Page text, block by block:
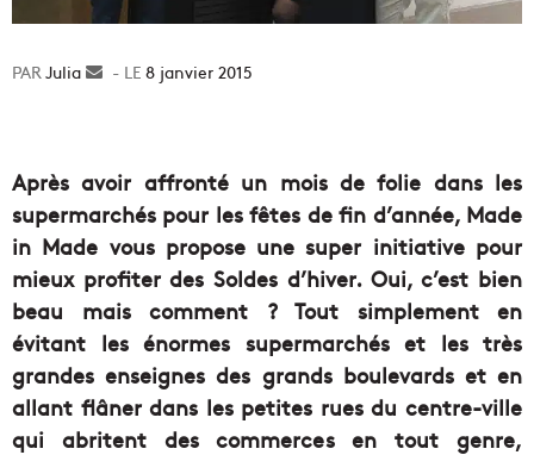
Julia
Envoyer8 janvier 2015
Après avoir affronté un mois de folie dans les
supermarchés pour les fêtes de fin d’année, Made
in Made vous propose une super initiative pour
mieux profiter des Soldes d’hiver. Oui, c’est bien
beau mais comment ? Tout simplement en
évitant les énormes supermarchés et les très
grandes enseignes des grands boulevards et en
allant flâner dans les petites rues du centre-ville
qui abritent des commerces en tout genre,